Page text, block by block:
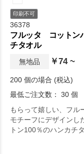
印刷不可
36378
フルッタ コットン
チタオル
無地品 ￥74 ~
200 個の場合 (税込)
最低ご注文数： 30 個
もらって嬉しい、フル
モチーフにデザインし
トン100％のハンカチタ